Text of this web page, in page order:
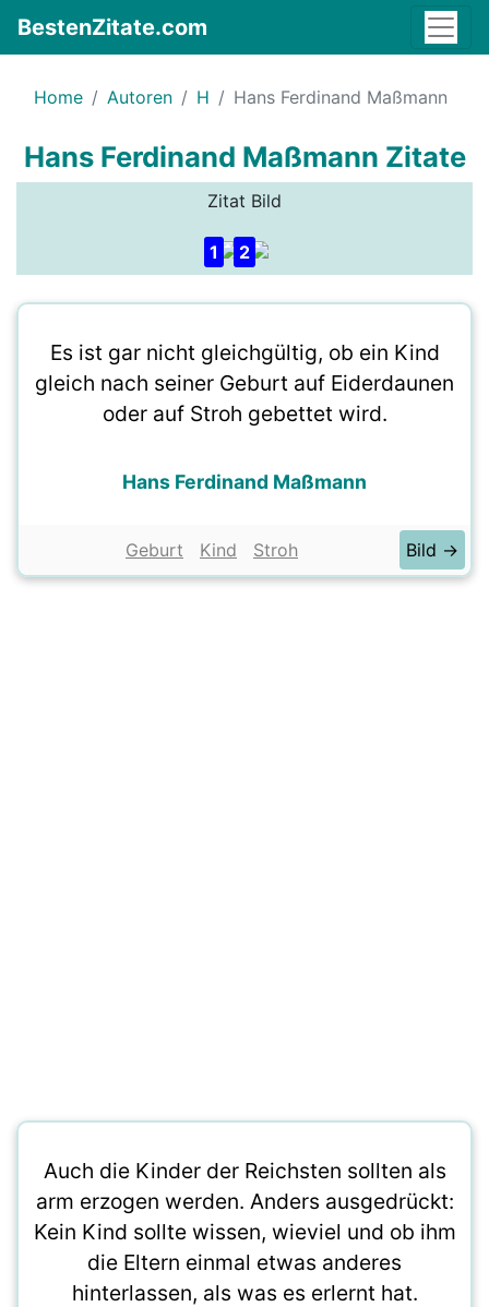
BestenZitate.com
Home Autoren H Hans Ferdinand Maßmann
Hans Ferdinand Maßmann Zitate
Zitat Bild
1 2
Es ist gar nicht gleichgültig, ob ein Kind
gleich nach seiner Geburt auf Eiderdaunen
oder auf Stroh gebettet wird.
Hans Ferdinand Maßmann
Geburt Kind Stroh Bild →
Auch die Kinder der Reichsten sollten als
arm erzogen werden. Anders ausgedrückt:
Kein Kind sollte wissen, wieviel und ob ihm
die Eltern einmal etwas anderes
hinterlassen, als was es erlernt hat.